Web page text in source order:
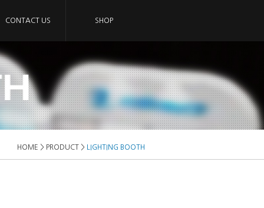
CONTACT US SHOP
HOME > PRODUCT > LIGHTING BOOTH